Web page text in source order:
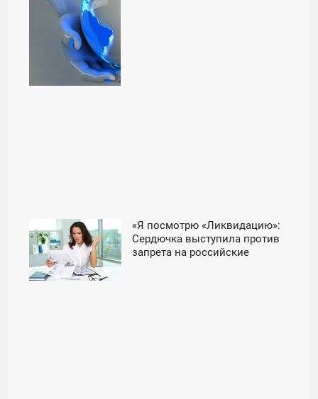
«Я посмотрю «Ликвидацию»:
Сердючка выступила против
запрета на российские